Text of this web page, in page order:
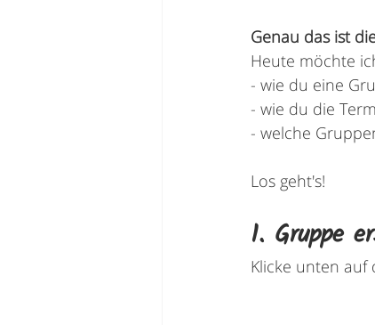
Genau das ist
Heute möchte
- wie du eine
- wie du die
- welche
Los geht's!
1. Gruppe
Klicke unten auf